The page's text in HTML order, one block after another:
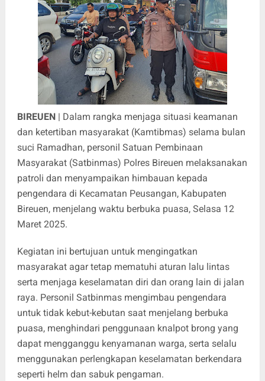
BIREUEN| Dalam rangka menjaga situasi keamanan
dan ketertiban masyarakat (Kamtibmas) selama bulan
suci Ramadhan, personil Satuan Pembinaan
Masyarakat (Satbinmas) Polres Bireuen melaksanakan
patroli dan menyampaikan himbauan kepada
pengendara di Kecamatan Peusangan, Kabupaten
Bireuen, menjelang waktu berbuka puasa, Selasa 12
Maret 2025.
Kegiatan ini bertujuan untuk mengingatkan
masyarakat agar tetap mematuhi aturan lalu lintas
serta menjaga keselamatan diri dan orang lain di jalan
raya. Personil Satbinmas mengimbau pengendara
untuk tidak kebut-kebutan saat menjelang berbuka
puasa, menghindari penggunaan knalpot brong yang
dapat mengganggu kenyamanan warga, serta selalu
menggunakan perlengkapan keselamatan berkendara
seperti helm dan sabuk pengaman.